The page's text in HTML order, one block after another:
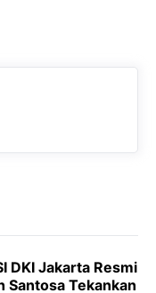
DKI Jakarta Resmi
Santosa Tekankan